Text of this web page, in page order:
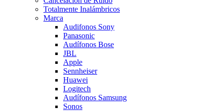
Totalmente Inalámbricos
Marca
Audifonos Sony
Panasonic
Audífonos Bose
JBL
Apple
Sennheiser
Huawei
Logitech
Audífonos Samsung
Sonos